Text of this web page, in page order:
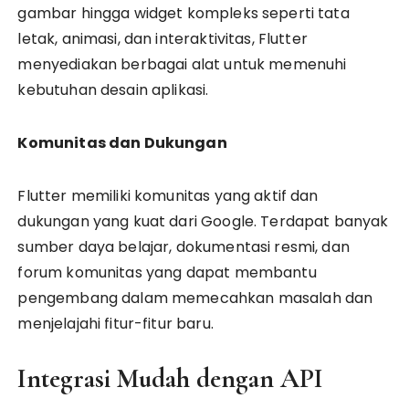
gambar hingga widget kompleks seperti tata
letak, animasi, dan interaktivitas, Flutter
menyediakan berbagai alat untuk memenuhi
kebutuhan desain aplikasi.
Komunitas dan Dukungan
Flutter memiliki komunitas yang aktif dan
dukungan yang kuat dari Google. Terdapat banyak
sumber daya belajar, dokumentasi resmi, dan
forum komunitas yang dapat membantu
pengembang dalam memecahkan masalah dan
menjelajahi fitur-fitur baru.
Integrasi Mudah dengan API